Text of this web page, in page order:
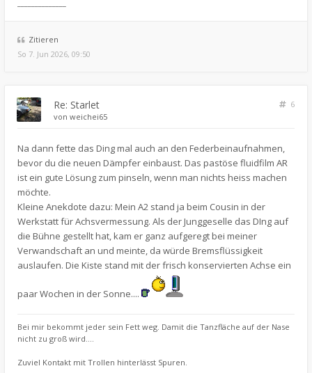
Zitieren
So 7. Jun 2026, 09:50
Re: Starlet
6
von weichei65
Na dann fette das Ding mal auch an den Federbeinaufnahmen,
bevor du die neuen Dämpfer einbaust. Das pastöse fluidfilm AR
ist ein gute Lösung zum pinseln, wenn man nichts heiss machen
möchte.
Kleine Anekdote dazu: Mein A2 stand ja beim Cousin in der
Werkstatt für Achsvermessung. Als der Junggeselle das DIng auf
die Bühne gestellt hat, kam er ganz aufgeregt bei meiner
Verwandschaft an und meinte, da würde Bremsflüssigkeit
auslaufen. Die Kiste stand mit der frisch konservierten Achse ein
paar Wochen in der Sonne....
Bei mir bekommt jeder sein Fett weg. Damit die Tanzfläche auf der Nase
nicht zu groß wird....
Zuviel Kontakt mit Trollen hinterlässt Spuren.